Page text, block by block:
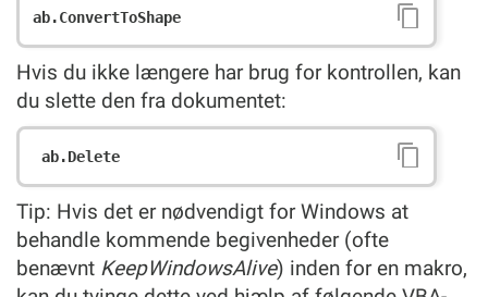
Hvis du ikke længere har brug for kontrollen, kan
du slette den fra dokumentet:
Tip: Hvis det er nødvendigt for Windows at
behandle kommende begivenheder (ofte
benævnt KeepWindowsAlive) inden for en makro,